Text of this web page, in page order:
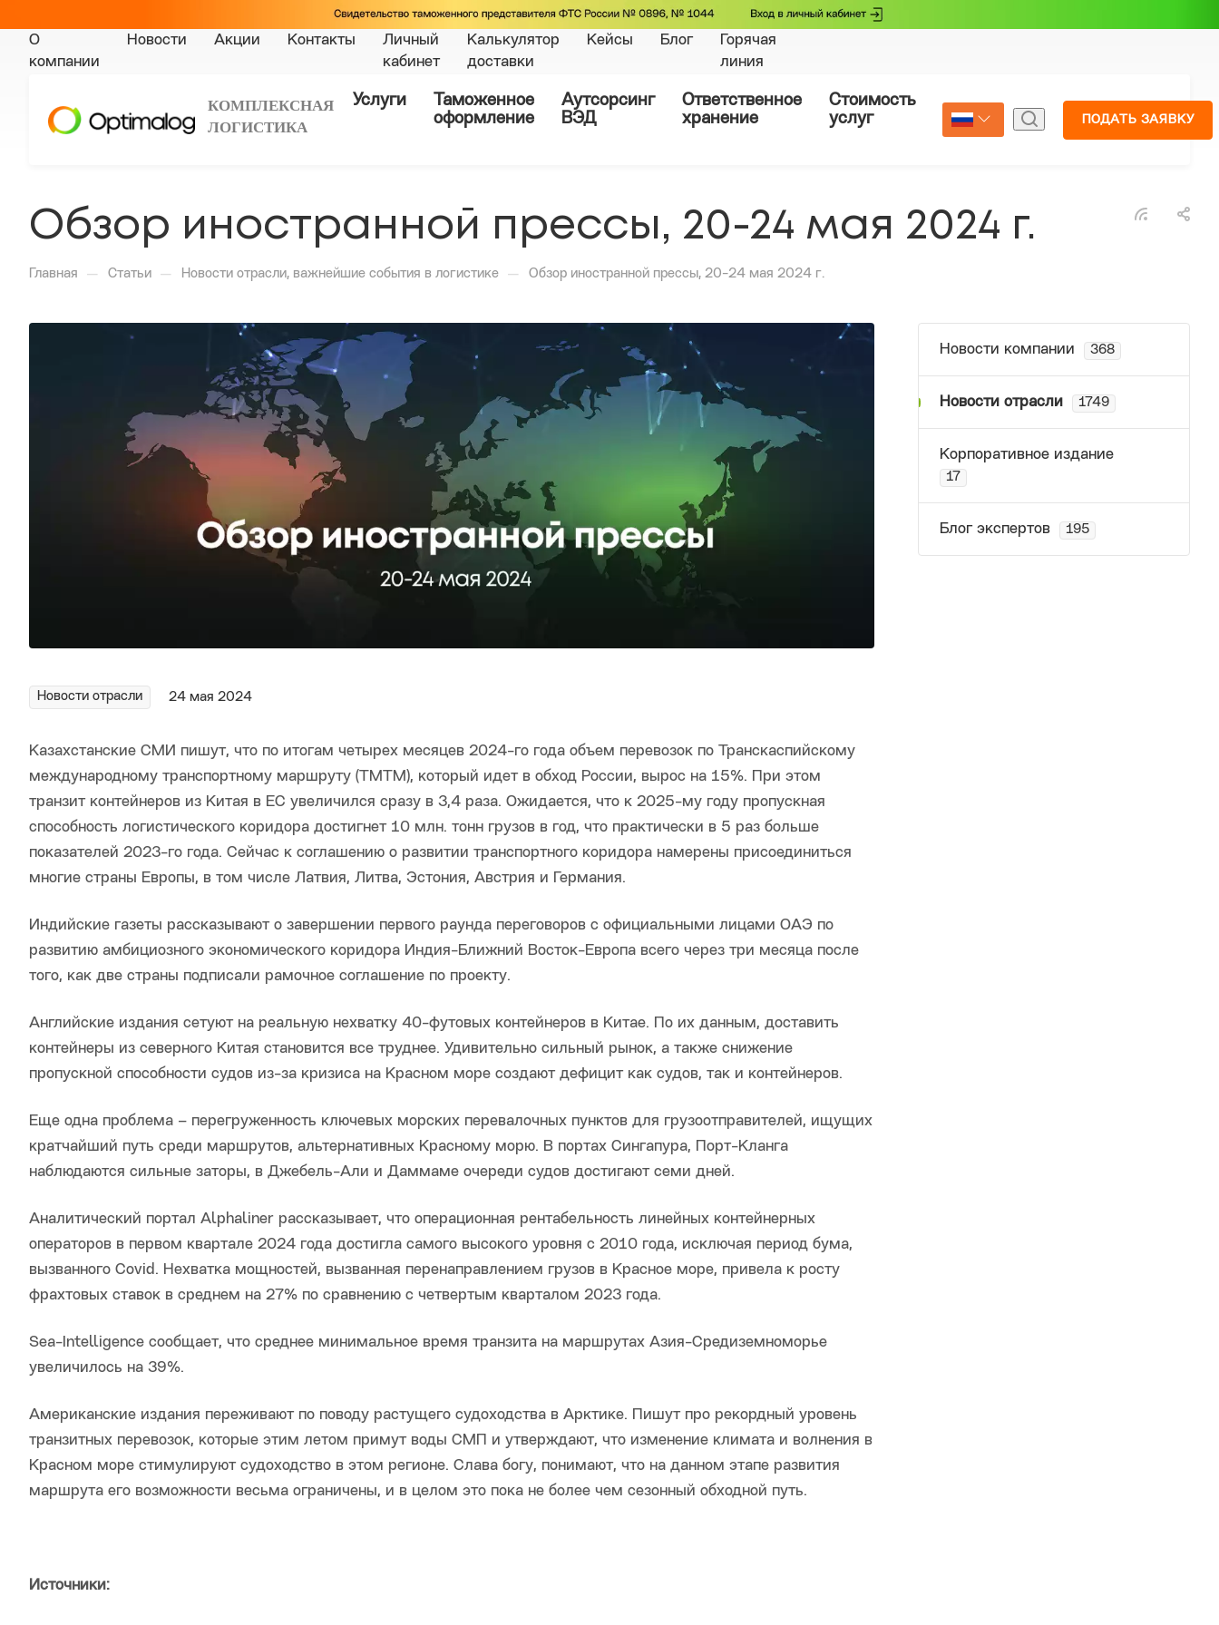
О
компании
Новости Акции Контакты
Личный
кабинет
Калькулятор
доставки
Кейсы Блог
Горячая
линия
КОМПЛЕКСНАЯ
ЛОГИСТИКА
Услуги
Таможенное
оформление
Аутсорсинг
ВЭД
Ответственное
хранение
Стоимость
услуг
Страхование
Select Language
ПОДАТЬ ЗАЯВКУ
Обзор иностранной прессы, 20-24 мая 2024 г.
Главная — Статьи — Новости отрасли, важнейшие события в логистике — Обзор иностранной прессы, 20-24 мая 2024 г.
Новости отрасли 24 мая 2024
Казахстанские СМИ пишут, что по итогам четырех месяцев 2024-го года объем перевозок по Транскаспийскому
международному транспортному маршруту (ТМТМ), который идет в обход России, вырос на 15%. При этом
транзит контейнеров из Китая в ЕС увеличился сразу в 3,4 раза. Ожидается, что к 2025-му году пропускная
способность логистического коридора достигнет 10 млн. тонн грузов в год, что практически в 5 раз больше
показателей 2023-го года. Сейчас к соглашению о развитии транспортного коридора намерены присоединиться
многие страны Европы, в том числе Латвия, Литва, Эстония, Австрия и Германия.
Индийские газеты рассказывают о завершении первого раунда переговоров с официальными лицами ОАЭ по
развитию амбициозного экономического коридора Индия-Ближний Восток-Европа всего через три месяца после
того, как две страны подписали рамочное соглашение по проекту.
Английские издания сетуют на реальную нехватку 40-футовых контейнеров в Китае. По их данным, доставить
контейнеры из северного Китая становится все труднее. Удивительно сильный рынок, а также снижение
пропускной способности судов из-за кризиса на Красном море создают дефицит как судов, так и контейнеров.
Еще одна проблема – перегруженность ключевых морских перевалочных пунктов для грузоотправителей, ищущих
кратчайший путь среди маршрутов, альтернативных Красному морю. В портах Сингапура, Порт-Кланга
наблюдаются сильные заторы, в Джебель-Али и Даммаме очереди судов достигают семи дней.
Аналитический портал Alphaliner рассказывает, что операционная рентабельность линейных контейнерных
операторов в первом квартале 2024 года достигла самого высокого уровня с 2010 года, исключая период бума,
вызванного Covid. Нехватка мощностей, вызванная перенаправлением грузов в Красное море, привела к росту
фрахтовых ставок в среднем на 27% по сравнению с четвертым кварталом 2023 года.
Sea-Intelligence сообщает, что среднее минимальное время транзита на маршрутах Азия-Средиземноморье
увеличилось на 39%.
Американские издания переживают по поводу растущего судоходства в Арктике. Пишут про рекордный уровень
транзитных перевозок, которые этим летом примут воды СМП и утверждают, что изменение климата и волнения в
Красном море стимулируют судоходство в этом регионе. Слава богу, понимают, что на данном этапе развития
маршрута его возможности весьма ограничены, и в целом это пока не более чем сезонный обходной путь.
Источники:
Новости компании 368
Новости отрасли 1749
Корпоративное издание
17
Блог экспертов 195